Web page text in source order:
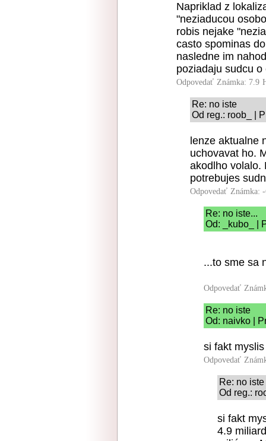
Napriklad z
"neziaducou
robis nejake
casto spominas
nasledne im
poziadaju sudcu
Odpovedať Známka: 7.9
Re: no iste
Od reg.: roob_ |
lenze aktualne
uchovavat ho.
akodlho volalo.
potrebujes
Odpovedať Známka:
Re: no iste...
Od: _kubo_ |
...to sme sa
Odpovedať
Re: no iste
Od: naivko |
si fakt
Odpovedať
Re: no iste
Od reg.:
si fakt
4.9